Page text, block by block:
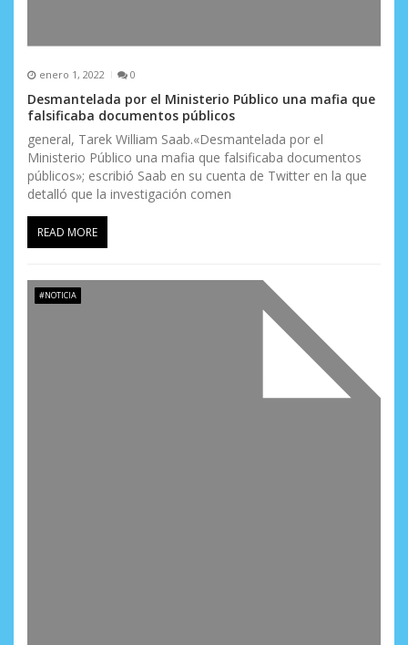
enero 1, 2022 0
Desmantelada por el Ministerio Público una mafia que
falsificaba documentos públicos
general, Tarek William Saab.«Desmantelada por el
Ministerio Público una mafia que falsificaba documentos
públicos»; escribió Saab en su cuenta de Twitter en la que
detalló que la investigación comen
READ MORE
#NOTICIA